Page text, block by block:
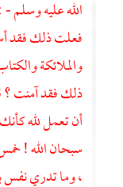
الله عليه
فعلت ذلك فقد
والملائكة
ذلك فقد آمنت ؟
أن تعمل لله
سبحان الله !
، وما تدري نفس